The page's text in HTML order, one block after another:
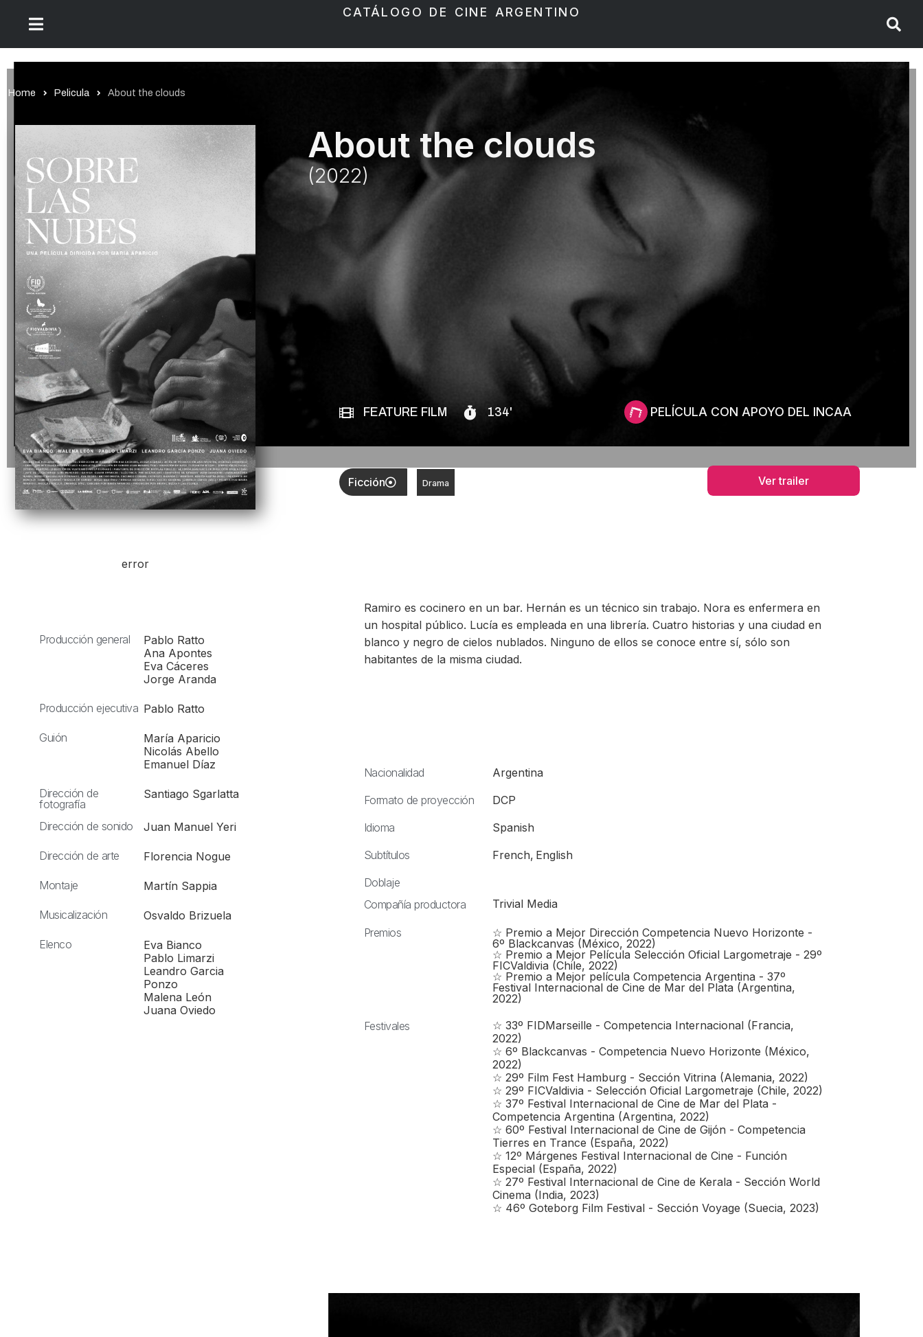
CATÁLOGO DE CINE ARGENTINO
Home Pelicula About the clouds
About the clouds
(2022)
FEATURE FILM 134' PELÍCULA CON APOYO DEL INCAA
Ficción Drama Ver trailer
error
Producción general
Pablo Ratto
Ana Apontes
Eva Cáceres
Jorge Aranda
Producción ejecutiva Pablo Ratto
Guión
María Aparicio
Nicolás Abello
Emanuel Díaz
Dirección de
fotografía
Santiago Sgarlatta
Dirección de sonido Juan Manuel Yeri
Dirección de arte Florencia Nogue
Montaje Martín Sappia
Musicalización Osvaldo Brizuela
Elenco
Eva Bianco
Pablo Limarzi
Leandro Garcia
Ponzo
Malena León
Juana Oviedo
Ramiro es cocinero en un bar. Hernán es un técnico sin trabajo. Nora es enfermera en
un hospital público. Lucía es empleada en una librería. Cuatro historias y una ciudad en
blanco y negro de cielos nublados. Ninguno de ellos se conoce entre sí, sólo son
habitantes de la misma ciudad.
Nacionalidad
Argentina
Formato de proyección
DCP
Idioma
Spanish
Subtítulos
French, English
Doblaje
Compañía productora
Trivial Media
Premios
☆ Premio a Mejor Dirección Competencia Nuevo Horizonte -
6º Blackcanvas (México, 2022)
☆ Premio a Mejor Película Selección Oficial Largometraje - 29º
FICValdivia (Chile, 2022)
☆ Premio a Mejor película Competencia Argentina - 37º
Festival Internacional de Cine de Mar del Plata (Argentina,
2022)
Festivales
☆ 33º FIDMarseille - Competencia Internacional (Francia,
2022)
☆ 6º Blackcanvas - Competencia Nuevo Horizonte (México,
2022)
☆ 29º Film Fest Hamburg - Sección Vitrina (Alemania, 2022)
☆ 29º FICValdivia - Selección Oficial Largometraje (Chile, 2022)
☆ 37º Festival Internacional de Cine de Mar del Plata -
Competencia Argentina (Argentina, 2022)
☆ 60º Festival Internacional de Cine de Gijón - Competencia
Tierres en Trance (España, 2022)
☆ 12º Márgenes Festival Internacional de Cine - Función
Especial (España, 2022)
☆ 27º Festival Internacional de Cine de Kerala - Sección World
Cinema (India, 2023)
☆ 46º Goteborg Film Festival - Sección Voyage (Suecia, 2023)